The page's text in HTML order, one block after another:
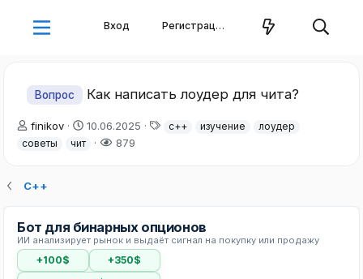
Вход Регистрация
Вопрос Как написать лоудер для чита?
А
в
р
м
ы
finikov
Д
а
а
л
а
10.06.2025
Тc++ изучение
лоудер
советы
чит 879
С++
Бот для бинарных опционов
ИИ анализирует рынок и выдаёт сигнал на покупку или продажу
+100$
+350$